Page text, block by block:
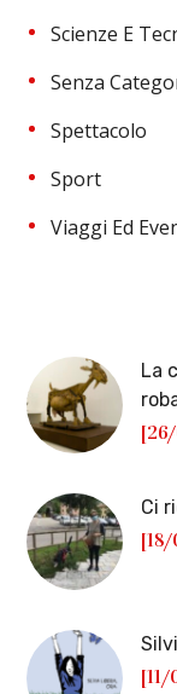
Scienze E
Senza
Spettacolo
Sport
Viaggi Ed
La
Ci